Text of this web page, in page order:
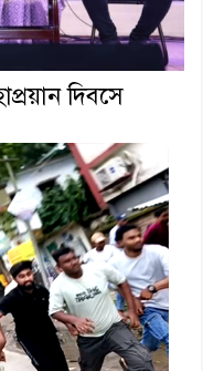
দিবসে